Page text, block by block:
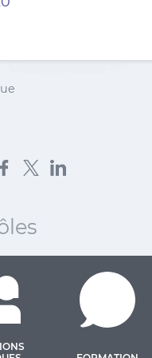
sur Facebook
Partager sur X
Partager sur LinkedIn